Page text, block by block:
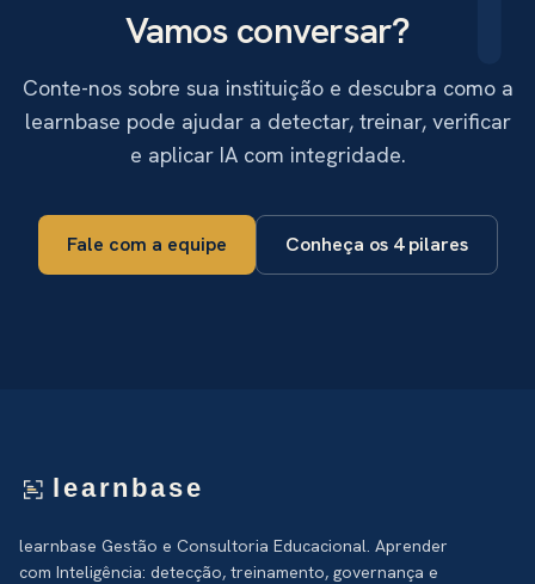
Vamos conversar?
Conte-nos sobre sua instituição e descubra como a
learnbase pode ajudar a detectar, treinar, verificar
e aplicar IA com integridade.
Fale com a equipe Conheça os 4 pilares
learnbase
learnbase Gestão e Consultoria Educacional. Aprender
com Inteligência: detecção, treinamento, governança e